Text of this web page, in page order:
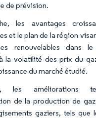
de prévision.
les avantages
et le plan de la région
renouvelables dans
la volatilité des prix du
du marché étudié.
les améliorations
de la production de
gaziers, tels que